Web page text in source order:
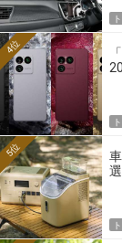
4位
5位